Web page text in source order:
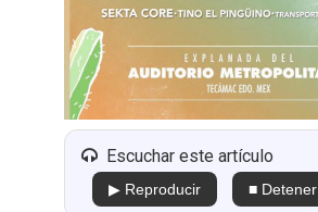
Escuchar este artículo
▶ Reproducir ■ Detener